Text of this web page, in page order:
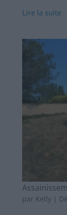
Lire la suite
par Kelly|